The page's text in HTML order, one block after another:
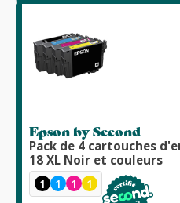
Epson by Second
Pack de 4 cartouches
18 XL Noir et couleurs
1 1 1 1